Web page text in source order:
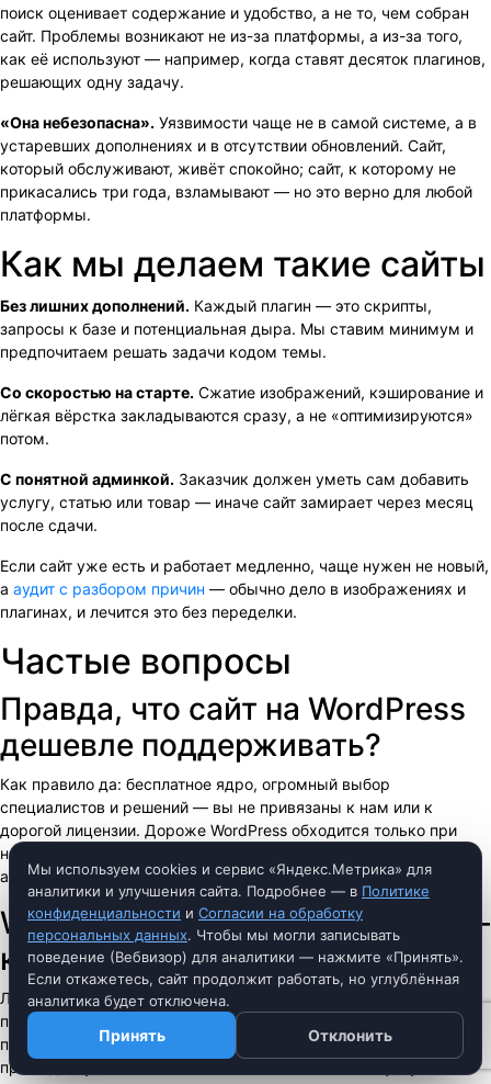
поиск оценивает содержание и удобство, а не то, чем собран
сайт. Проблемы возникают не из-за платформы, а из-за того,
как её используют — например, когда ставят десяток плагинов,
решающих одну задачу.
«Она небезопасна». Уязвимости чаще не в самой системе, а в
устаревших дополнениях и в отсутствии обновлений. Сайт,
который обслуживают, живёт спокойно; сайт, к которому не
прикасались три года, взламывают — но это верно для любой
платформы.
Как мы делаем такие сайты
Без лишних дополнений. Каждый плагин — это скрипты,
запросы к базе и потенциальная дыра. Мы ставим минимум и
предпочитаем решать задачи кодом темы.
Со скоростью на старте. Сжатие изображений, кэширование и
лёгкая вёрстка закладываются сразу, а не «оптимизируются»
потом.
С понятной админкой. Заказчик должен уметь сам добавить
услугу, статью или товар — иначе сайт замирает через месяц
после сдачи.
Если сайт уже есть и работает медленно, чаще нужен не новый,
а аудит с разбором причин — обычно дело в изображениях и
плагинах, и лечится это без переделки.
Частые вопросы
Правда, что сайт на WordPress
дешевле поддерживать?
Как правило да: бесплатное ядро, огромный выбор
специалистов и решений — вы не привязаны к нам или к
дорогой лицензии. Дороже WordPress обходится только при
неграмотной сборке из десятков плагинов; мы собираем
аккуратно и документируем.
WordPress часто взламывают —
как вы защищаете сайты?
Ломают не WordPress, а запущенные сайты: старые плагины,
простые пароли. Наш стандарт — минимум проверенных
плагинов, регулярные обновления, бэкапы, защита входа и
права доступа. Такой сайт по взломостойкости не уступает
Мы используем cookies и сервис «Яндекс.Метрика» для
аналитики и улучшения сайта. Подробнее — в Политике
конфиденциальности и Согласии на обработку
персональных данных. Чтобы мы могли записывать
поведение (Вебвизор) для аналитики — нажмите «Принять».
Если откажетесь, сайт продолжит работать, но углублённая
аналитика будет отключена.
Принять Отклонить